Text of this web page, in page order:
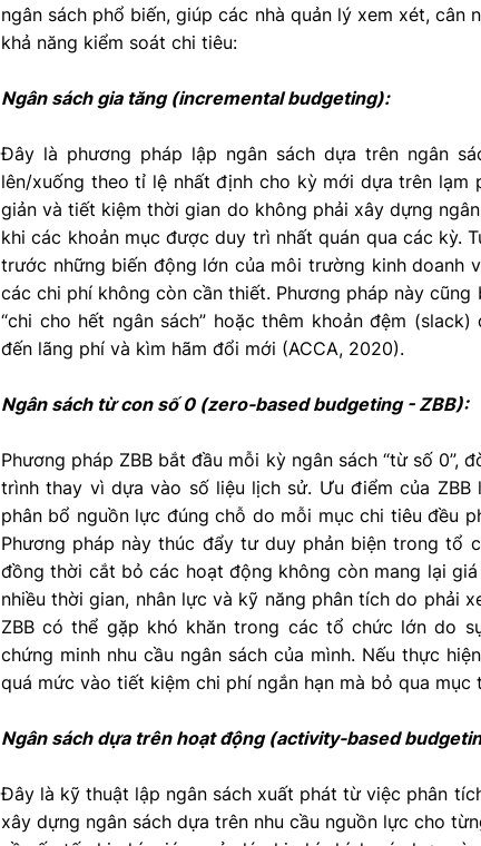
ngân sách phổ biến, giúp các nhà quản lý xem xét,
khả năng kiểm soát chi tiêu:
Ngân sách gia tăng (incremental budgeting):
Đây là phương pháp lập ngân sách dựa trên ngân
lên/xuống theo tỉ lệ nhất định cho kỳ mới dựa trên lạm
giản và tiết kiệm thời gian do không phải xây dựng
khi các khoản mục được duy trì nhất quán qua các kỳ.
trước những biến động lớn của môi trường kinh
các chi phí không còn cần thiết. Phương pháp này
“chi cho hết ngân sách” hoặc thêm khoản đệm
đến lãng phí và kìm hãm đổi mới (ACCA, 2020).
Ngân sách từ con số 0 (zero-based budgeting - ZBB):
Phương pháp ZBB bắt đầu mỗi kỳ ngân sách “từ số
trình thay vì dựa vào số liệu lịch sử. Ưu điểm của
phân bổ nguồn lực đúng chỗ do mỗi mục chi tiêu đều
Phương pháp này thúc đẩy tư duy phản biện trong tổ
đồng thời cắt bỏ các hoạt động không còn mang lại
nhiều thời gian, nhân lực và kỹ năng phân tích do phải
ZBB có thể gặp khó khăn trong các tổ chức lớn do
chứng minh nhu cầu ngân sách của mình. Nếu thực
quá mức vào tiết kiệm chi phí ngắn hạn mà bỏ qua mục
Ngân sách dựa trên hoạt động (activity-based
Đây là kỹ thuật lập ngân sách xuất phát từ việc phân
xây dựng ngân sách dựa trên nhu cầu nguồn lực cho